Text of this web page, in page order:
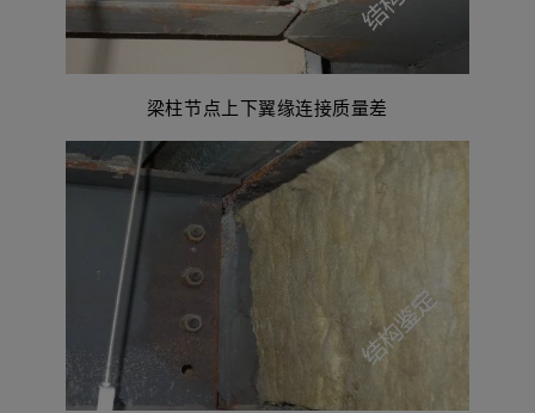
梁柱节点上下翼缘连接质量差